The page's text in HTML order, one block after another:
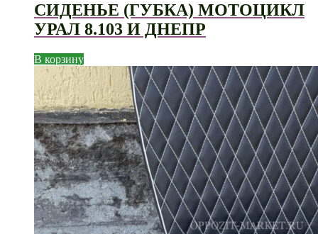
СИДЕНЬЕ (ГУБКА) МОТОЦИКЛ
УРАЛ 8.103 И ДНЕПР
В корзину